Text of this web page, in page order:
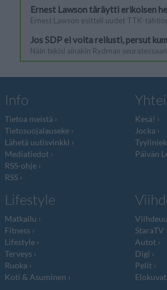
Info
Tietoa meistä
Tietosuojalauseke
Lähetä uutisvinkki
Mediatiedot
RSS-ohje
RSS
Kesä!
Jocka
Päivän
Lifestyle
Matkailu
Fitness
Lifestyle
Terveys
Ruoka
Koti & Asuminen
StaraTV
Autot
Digi
Pelit
Elokuvat